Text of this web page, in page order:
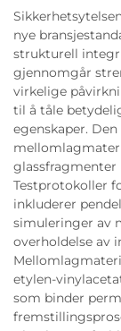
nye
strukturell
gjennomgår
virkelige
til å tåle
egenskaper.
glassfragmenter
Testprotokoller
inkluderer
simuleringer av
overholdelse av
etylen-
som binder